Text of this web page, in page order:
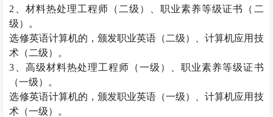
2 、材料热处理工程师（二级）、职业素养等级证书（二
级）。
选修英语计算机的，颁发职业英语（二级）、计算机应用技
术（二级）。
3 、高级材料热处理工程师（一级）、职业素养等级证书
（一级）。
选修英语计算机的，颁发职业英语（一级）、计算机应用技
术（一级）。